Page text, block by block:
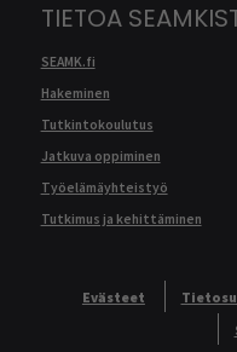
TIETOA
SEAMK.fi
Hakeminen
Tutkintokoulutus
Jatkuva oppiminen
Työelämäyhteistyö
Tutkimus ja kehittäminen
Evästeet